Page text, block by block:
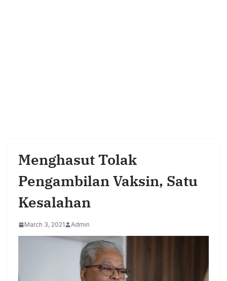
Menghasut Tolak
Pengambilan Vaksin, Satu
Kesalahan
March 3, 2021 Admin